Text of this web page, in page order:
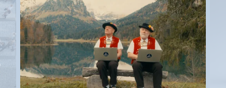
Anwil
Appenzell
Au SG
Baar
Baden
Balsthal